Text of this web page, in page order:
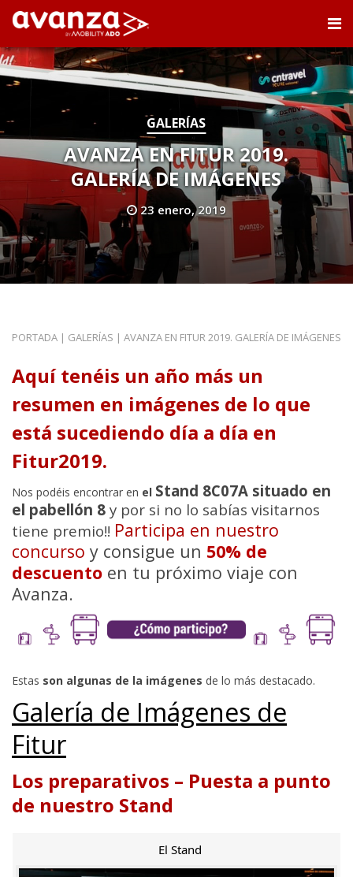
GALERÍAS
AVANZA EN FITUR 2019.
GALERÍA DE IMÁGENES
23 enero, 2019
PORTADA | GALERÍAS | AVANZA EN FITUR 2019. GALERÍA DE IMÁGENES
Aquí tenéis un año más un
resumen en imágenes de lo que
está sucediendo día a día en
Fitur2019.
Nos podéis encontrar en el Stand 8C07A situado en
el pabellón 8 y por si no lo sabías visitarnos
tiene premio!! Participa en nuestro
concurso y consigue un 50% de
descuento en tu próximo viaje con
Avanza.
Estas son algunas de la imágenes de lo más destacado.
Galería de Imágenes de
Fitur
Los preparativos – Puesta a punto
de nuestro Stand
El Stand